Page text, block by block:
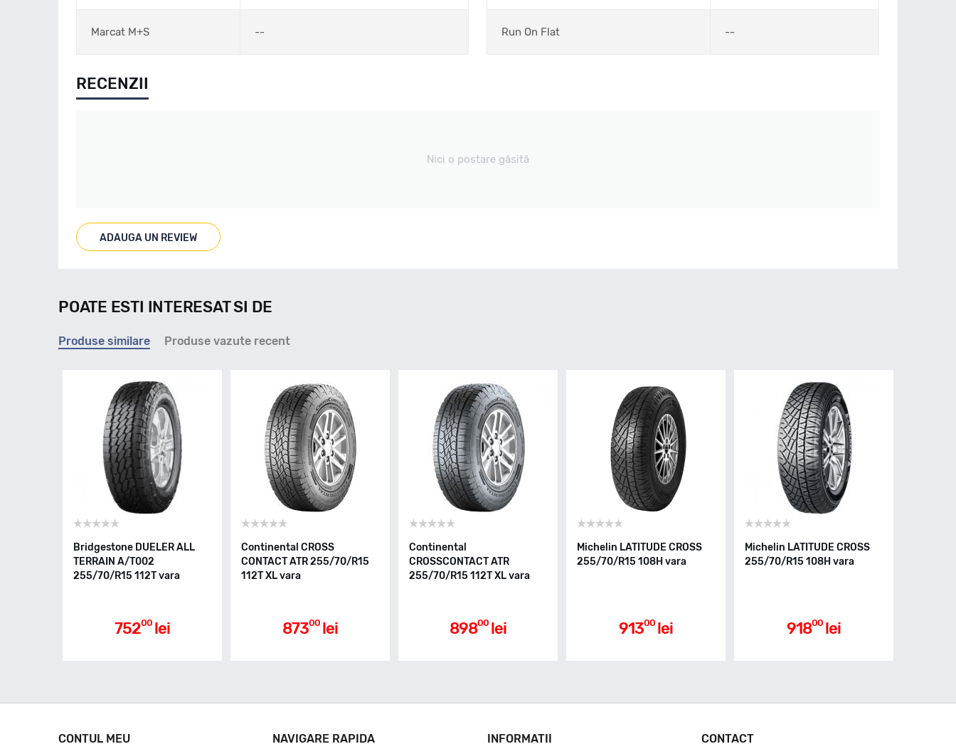
Marcat M+S -- Run On Flat --
RECENZII
Nici o postare găsită
ADAUGA UN REVIEW
POATE ESTI INTERESAT SI DE
Produse similare Produse vazute recent
Bridgestone DUELER ALL
TERRAIN A/T002
255/70/R15 112T vara
75200 lei
Continental CROSS
CONTACT ATR 255/70/R15
112T XL vara
87300 lei
Continental
CROSSCONTACT ATR
255/70/R15 112T XL vara
89800 lei
Michelin LATITUDE CROSS
255/70/R15 108H vara
91300 lei
Michelin LATITUDE CROSS
255/70/R15 108H vara
91800 lei
CONTUL MEU NAVIGARE RAPIDA INFORMATII CONTACT